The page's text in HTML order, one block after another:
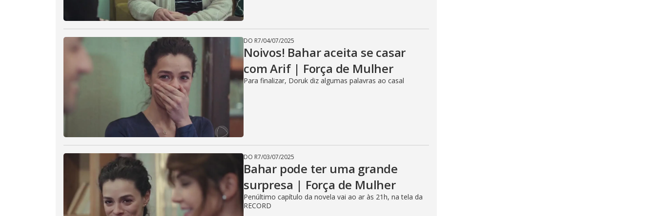
DO R7/04/07/2025
Noivos! Bahar aceita se casar
com Arif | Força de Mulher
Para finalizar, Doruk diz algumas palavras ao casal
DO R7/03/07/2025
Bahar pode ter uma grande
surpresa | Força de Mulher
Penúltimo capítulo da novela vai ao ar às 21h, na tela da
RECORD